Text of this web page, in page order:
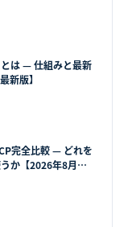
は — 仕組みと最新
新版】
完全比較 — どれを
か【2026年8月最